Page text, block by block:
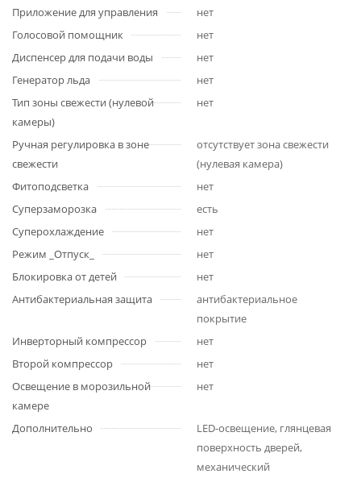
Приложение для управления
нет
Голосовой помощник
нет
Диспенсер для подачи воды
нет
Генератор льда
нет
Тип зоны свежести (нулевой
камеры)
нет
Ручная регулировка в зоне
свежести
отсутствует зона свежести
(нулевая камера)
Фитоподсветка
нет
Суперзаморозка
есть
Суперохлаждение
нет
Режим _Отпуск_
нет
Блокировка от детей
нет
Антибактериальная защита
антибактериальное
покрытие
Инверторный компрессор
нет
Второй компрессор
нет
Освещение в морозильной
камере
нет
Дополнительно
LED-освещение, глянцевая
поверхность дверей,
механический